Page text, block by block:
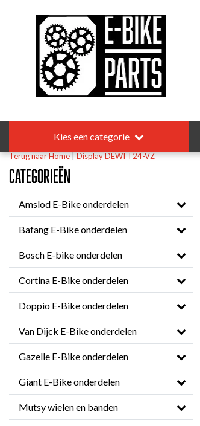
Kies een categorie
Terug naar Home|Display DEWI T24-VZ
Categorieën
Amslod E-Bike onderdelen
Bafang E-Bike onderdelen
Bosch E-bike onderdelen
Cortina E-Bike onderdelen
Doppio E-Bike onderdelen
Van Dijck E-Bike onderdelen
Gazelle E-Bike onderdelen
Giant E-Bike onderdelen
Mutsy wielen en banden